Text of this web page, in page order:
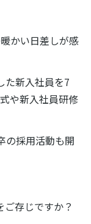
かい日差しが感
た新入社員を7
や新入社員研修
の採用活動も開
存じですか？